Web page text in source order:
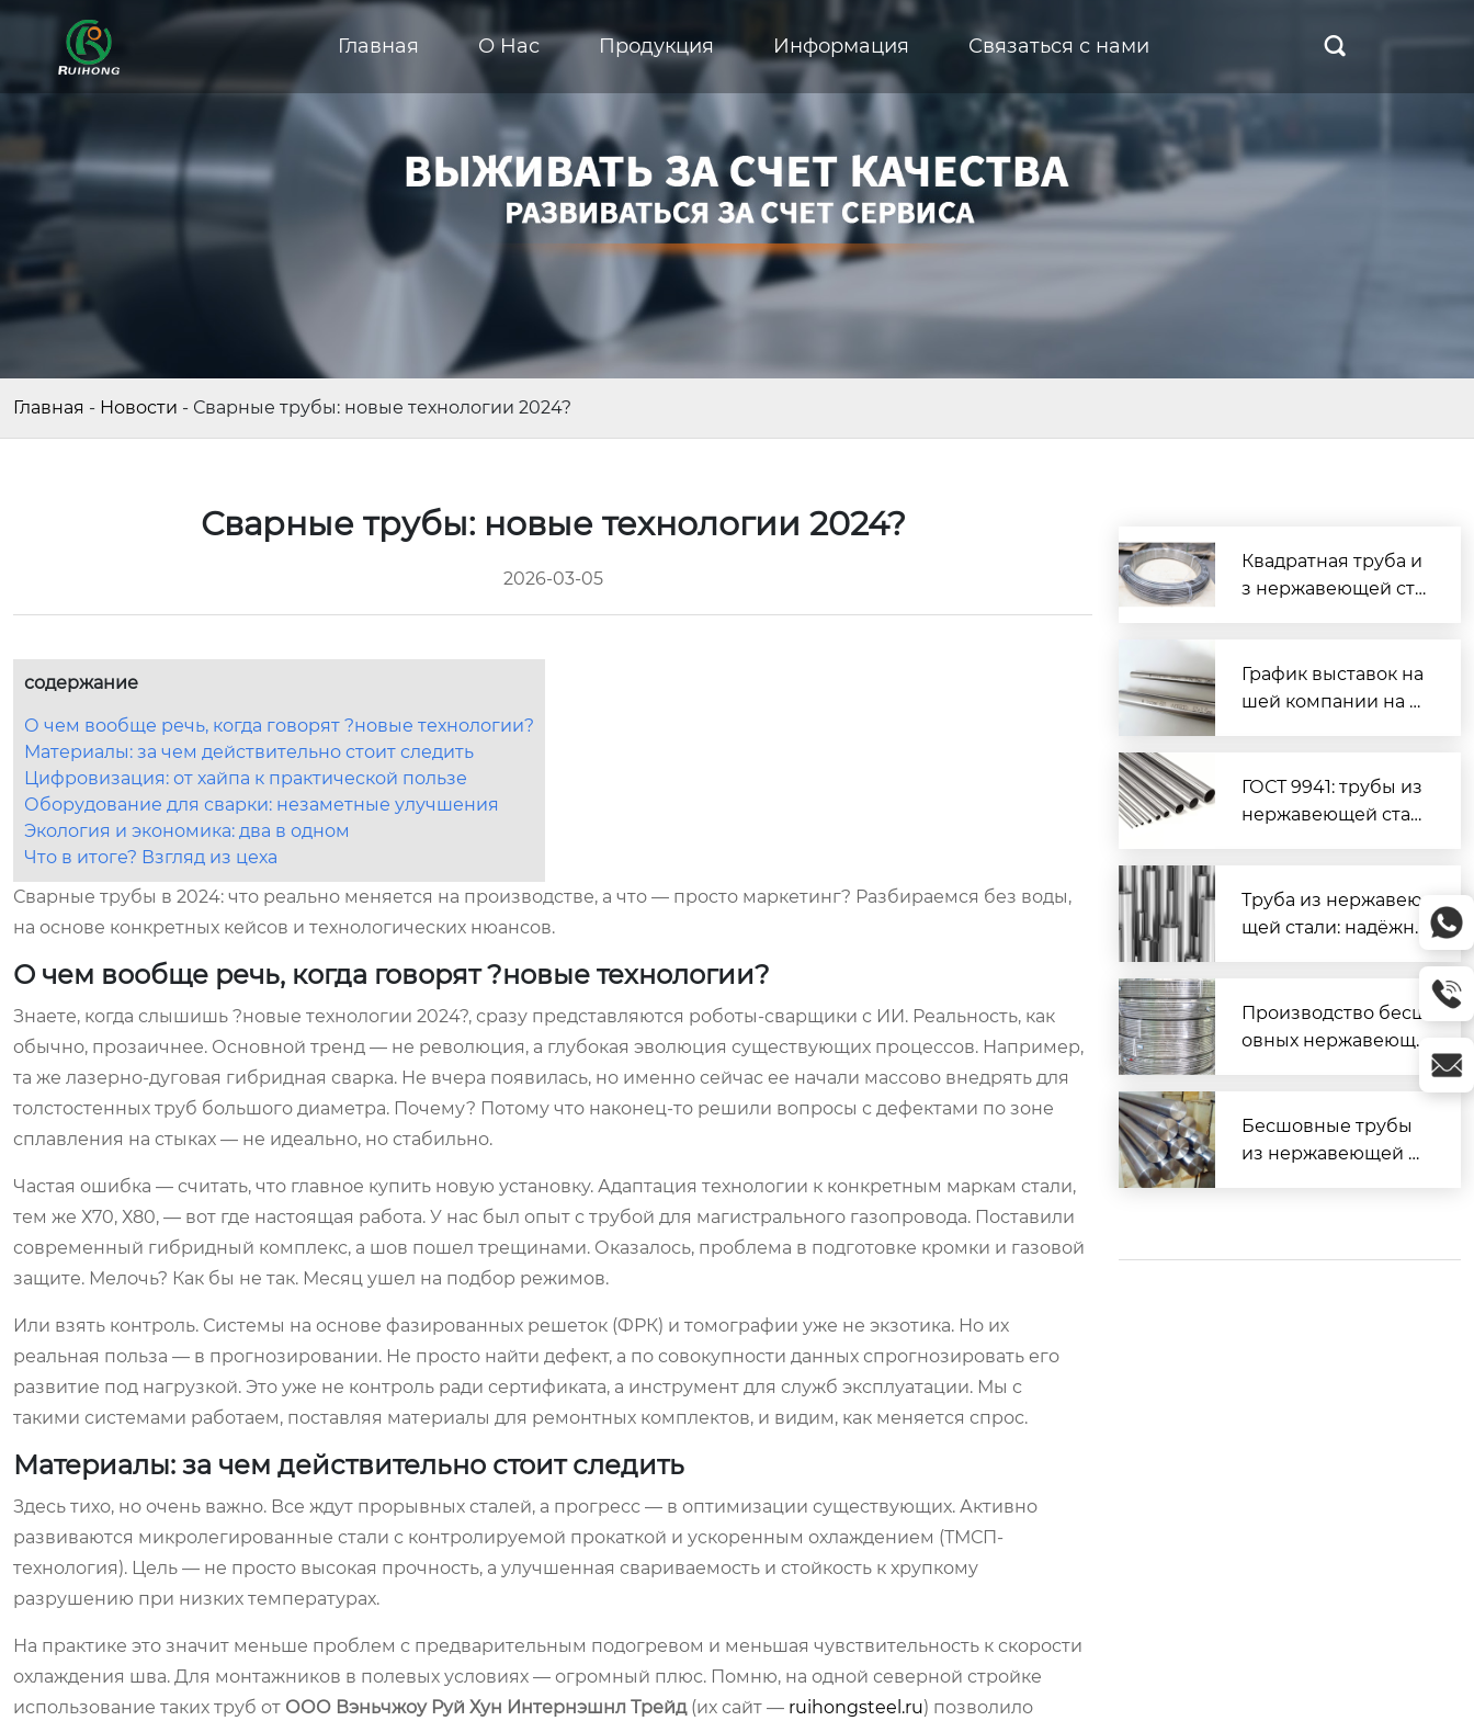
Главная О Hас Продукция Информация Связаться с нами 
Главная - Новости - Сварные трубы: новые технологии 2024?
Сварные трубы: новые технологии 2024?
2026-03-05
содержание
О чем вообще речь, когда говорят ?новые технологии?
Материалы: за чем действительно стоит следить
Цифровизация: от хайпа к практической пользе
Оборудование для сварки: незаметные улучшения
Экология и экономика: два в одном
Что в итоге? Взгляд из цеха
Сварные трубы в 2024: что реально меняется на производстве, а что — просто маркетинг? Разбираемся без воды,
на основе конкретных кейсов и технологических нюансов.
О чем вообще речь, когда говорят ?новые технологии?
Знаете, когда слышишь ?новые технологии 2024?, сразу представляются роботы-сварщики с ИИ. Реальность, как
обычно, прозаичнее. Основной тренд — не революция, а глубокая эволюция существующих процессов. Например,
та же лазерно-дуговая гибридная сварка. Не вчера появилась, но именно сейчас ее начали массово внедрять для
толстостенных труб большого диаметра. Почему? Потому что наконец-то решили вопросы с дефектами по зоне
сплавления на стыках — не идеально, но стабильно.
Частая ошибка — считать, что главное купить новую установку. Адаптация технологии к конкретным маркам стали,
тем же Х70, Х80, — вот где настоящая работа. У нас был опыт с трубой для магистрального газопровода. Поставили
современный гибридный комплекс, а шов пошел трещинами. Оказалось, проблема в подготовке кромки и газовой
защите. Мелочь? Как бы не так. Месяц ушел на подбор режимов.
Или взять контроль. Системы на основе фазированных решеток (ФРК) и томографии уже не экзотика. Но их
реальная польза — в прогнозировании. Не просто найти дефект, а по совокупности данных спрогнозировать его
развитие под нагрузкой. Это уже не контроль ради сертификата, а инструмент для служб эксплуатации. Мы с
такими системами работаем, поставляя материалы для ремонтных комплектов, и видим, как меняется спрос.
Материалы: за чем действительно стоит следить
Здесь тихо, но очень важно. Все ждут прорывных сталей, а прогресс — в оптимизации существующих. Активно
развиваются микролегированные стали с контролируемой прокаткой и ускоренным охлаждением (ТМСП-
технология). Цель — не просто высокая прочность, а улучшенная свариваемость и стойкость к хрупкому
разрушению при низких температурах.
На практике это значит меньше проблем с предварительным подогревом и меньшая чувствительность к скорости
охлаждения шва. Для монтажников в полевых условиях — огромный плюс. Помню, на одной северной стройке
использование таких труб от ООО Вэньчжоу Руй Хун Интернэшнл Трейд(их сайт — ruihongsteel.ru) позволило
Квадратная труба и
з нержавеющей ста
тва и промышленн
ости
График выставок на
шей компании на с
ГОСТ 9941: трубы из
нержавеющей стал
ение
Труба из нержавею
щей стали: надёжно
оительства
Производство бесш
овных нержавеющи
Бесшовные трубы
из нержавеющей ст